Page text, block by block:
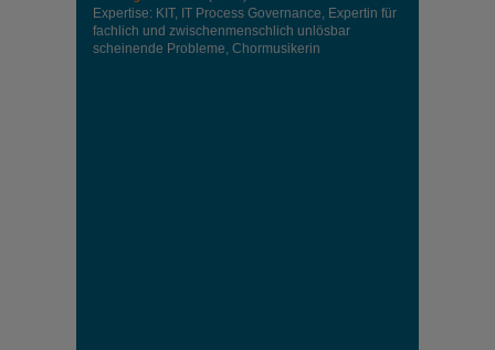
Expertise: KIT, IT Process Governance, Expertin für
fachlich und zwischenmenschlich unlösbar
scheinende Probleme, Chormusikerin